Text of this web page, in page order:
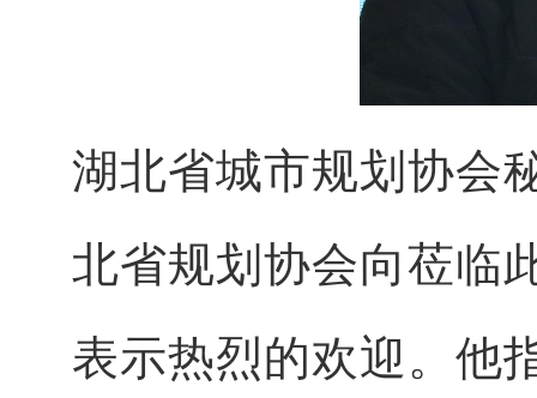
湖北省城市规划协会
北省规划协会向莅临
表示热烈的欢迎。他